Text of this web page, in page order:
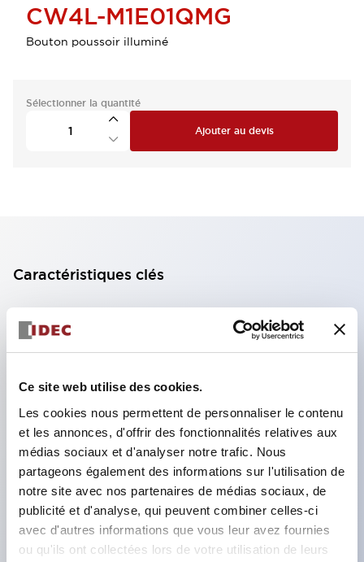
Ce site web utilise des cookies.
Les cookies nous permettent de personnaliser le contenu
et les annonces, d'offrir des fonctionnalités relatives aux
médias sociaux et d'analyser notre trafic. Nous
partageons également des informations sur l'utilisation de
notre site avec nos partenaires de médias sociaux, de
publicité et d'analyse, qui peuvent combiner celles-ci
avec d'autres informations que vous leur avez fournies
ou qu'ils ont collectées lors de votre utilisation de leurs
CW4L-M1E01QMG
Bouton poussoir illuminé
Sélectionner la quantité
Ajouter au devis
Caractéristiques clés
Bloc de contact à 2 étages avec 2 contacts,
permettant une configuration à 4 contacts
Profondeur du panneau de 39,9 mm (*bloc de
contact à 11 étages), 59,9 mm (*bloc de contact à
22 étages). Conception peu encombrante
Structure de sécurité de 3e génération :
déclenchement à 2 actions, garde intégrée,
structure de protection des doigts IP20.